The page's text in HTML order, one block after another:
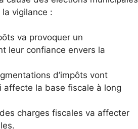
vigilance :
va provoquer un
leur confiance envers la
d’impôts vont
la base fiscale à long
charges fiscales va affecter